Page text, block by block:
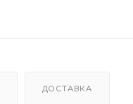
ДОСТАВКА